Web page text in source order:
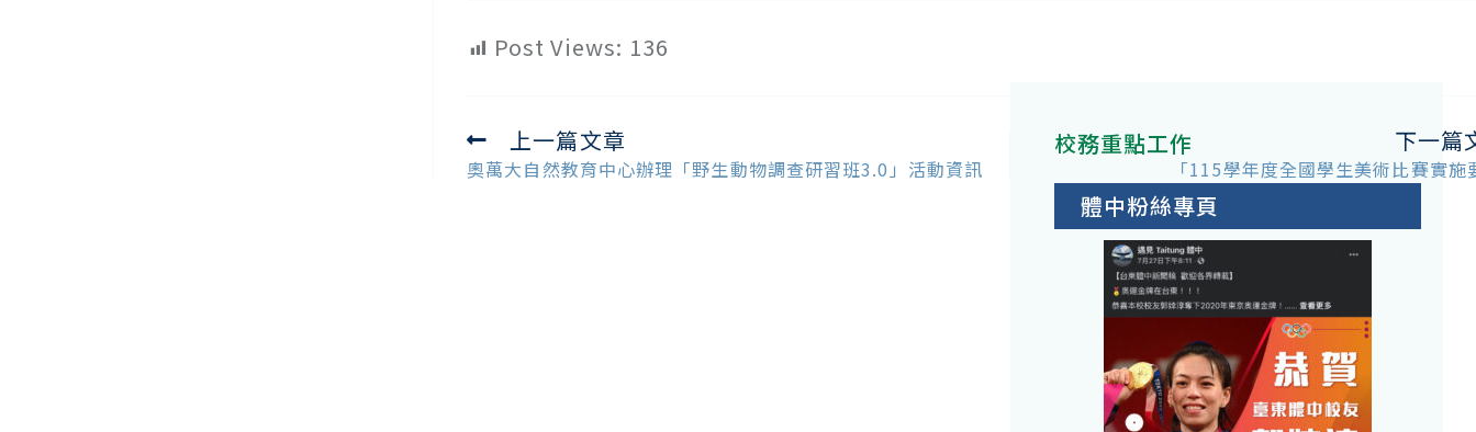
Post Views: 136
Read
more
上一篇文章
奧萬大自然教育中心辦理「野生動物調查研習班3.0」活動資訊
下一篇
「115學年度全國學生美術比賽實施
校務重點工作
體中粉絲專頁